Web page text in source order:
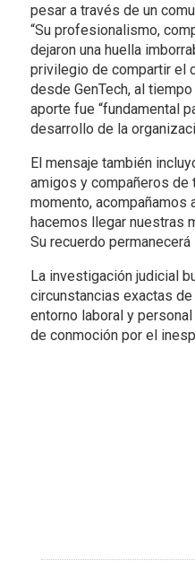
pesar a través de un
“Su profesionalismo,
dejaron una huella
privilegio de compartir el
desde GenTech, al
aporte fue “fundamental
desarrollo de la
El mensaje también
amigos y compañeros de
momento,
hacemos llegar nuestras
Su recuerdo
La investigación judicial
circunstancias exactas
entorno laboral y
de conmoción por el